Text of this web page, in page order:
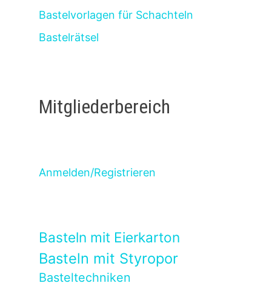
Bastelvorlagen für Schachteln
Bastelrätsel
Mitgliederbereich
Anmelden/Registrieren
Basteln mit Eierkarton
Basteln mit Styropor
Basteltechniken